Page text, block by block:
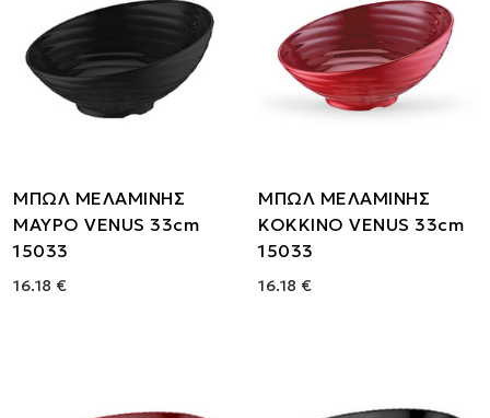
ΜΠΩΛ ΜΕΛΑΜΙΝΗΣ
ΜΑΥΡΟ VENUS 33cm
15033
16.18 €
ΜΠΩΛ ΜΕΛΑΜΙΝΗΣ
ΚΟΚΚΙΝΟ VENUS 33cm
15033
16.18 €